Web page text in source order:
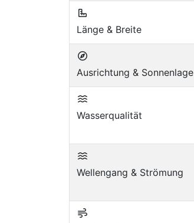
Länge & Breite
Ausrichtung & Sonnenlage
Wasserqualität
Wellengang & Strömung